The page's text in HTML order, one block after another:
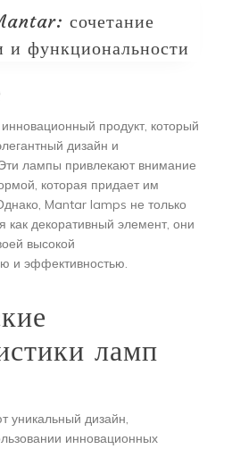
сочетание
и функциональности
продукт, который
дизайн и
лампы привлекают внимание
которая придает им
Mantar lamps не только
как декоративный элемент, они
высокой
и эффективностью.
ламп
дизайн,
инновационных